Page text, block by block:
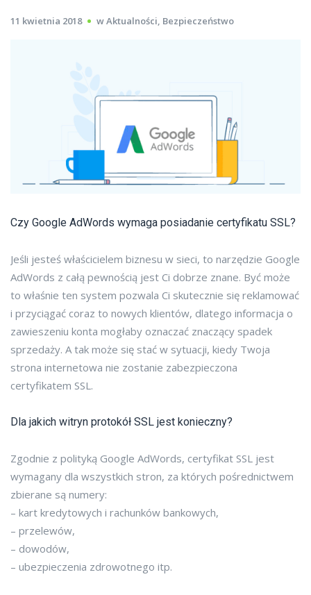
11 kwietnia 2018 wAktualności, Bezpieczeństwo
Czy Google AdWords wymaga posiadanie certyfikatu SSL?
Jeśli jesteś właścicielem biznesu w sieci, to narzędzie Google
AdWords z całą pewnością jest Ci dobrze znane. Być może
to właśnie ten system pozwala Ci skutecznie się reklamować
i przyciągać coraz to nowych klientów, dlatego informacja o
zawieszeniu konta mogłaby oznaczać znaczący spadek
sprzedaży. A tak może się stać w sytuacji, kiedy Twoja
strona internetowa nie zostanie zabezpieczona
certyfikatem SSL.
Dla jakich witryn protokół SSL jest konieczny?
Zgodnie z polityką Google AdWords, certyfikat SSL jest
wymagany dla wszystkich stron, za których pośrednictwem
zbierane są numery:
– kart kredytowych i rachunków bankowych,
– przelewów,
– dowodów,
– ubezpieczenia zdrowotnego itp.